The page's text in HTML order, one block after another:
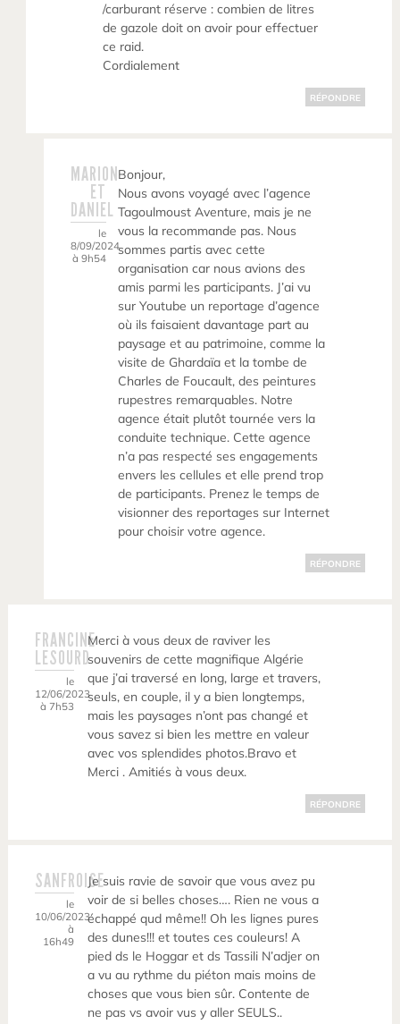
/carburant réserve : combien de litres
de gazole doit on avoir pour effectuer
ce raid.
Cordialement
RÉPONDRE
MARION
ET
DANIEL
le
8/09/2024
à 9h54
Bonjour,
Nous avons voyagé avec l’agence
Tagoulmoust Aventure, mais je ne
vous la recommande pas. Nous
sommes partis avec cette
organisation car nous avions des
amis parmi les participants. J’ai vu
sur Youtube un reportage d’agence
où ils faisaient davantage part au
paysage et au patrimoine, comme la
visite de Ghardaïa et la tombe de
Charles de Foucault, des peintures
rupestres remarquables. Notre
agence était plutôt tournée vers la
conduite technique. Cette agence
n’a pas respecté ses engagements
envers les cellules et elle prend trop
de participants. Prenez le temps de
visionner des reportages sur Internet
pour choisir votre agence.
RÉPONDRE
FRANCINE
LESOURD
le
12/06/2023
à 7h53
Merci à vous deux de raviver les
souvenirs de cette magnifique Algérie
que j’ai traversé en long, large et travers,
seuls, en couple, il y a bien longtemps,
mais les paysages n’ont pas changé et
vous savez si bien les mettre en valeur
avec vos splendides photos.Bravo et
Merci . Amitiés à vous deux.
RÉPONDRE
SANFROISE
le
10/06/2023
à
16h49
Je suis ravie de savoir que vous avez pu
voir de si belles choses…. Rien ne vous a
échappé qud même!! Oh les lignes pures
des dunes!!! et toutes ces couleurs! A
pied ds le Hoggar et ds Tassili N’adjer on
a vu au rythme du piéton mais moins de
choses que vous bien sûr. Contente de
ne pas vs avoir vus y aller SEULS..